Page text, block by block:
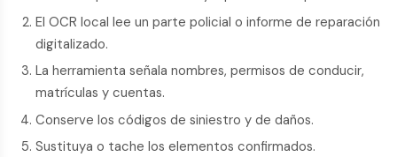
El OCR local lee un parte policial o informe de reparación
digitalizado.
La herramienta señala nombres, permisos de conducir,
matrículas y cuentas.
Conserve los códigos de siniestro y de daños.
Sustituya o tache los elementos confirmados.